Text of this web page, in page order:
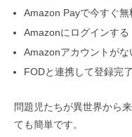
Amazon Payで今すぐ
Amazonにログインする
Amazonアカウントが
FODと連携して登録完了
問題児たちが異世界から
ても簡単です。